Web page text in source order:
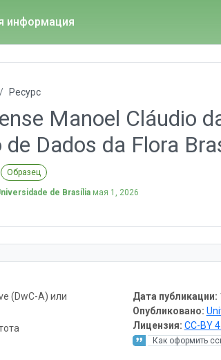
информация
Ресурс
Manoel Cláudio
Dados da Flora
Образец
de Brasília мая 1, 2026
Дата публикации:
Опубликовано:
Лицензия: CC-BY
Как оформить
(DwC-A) или